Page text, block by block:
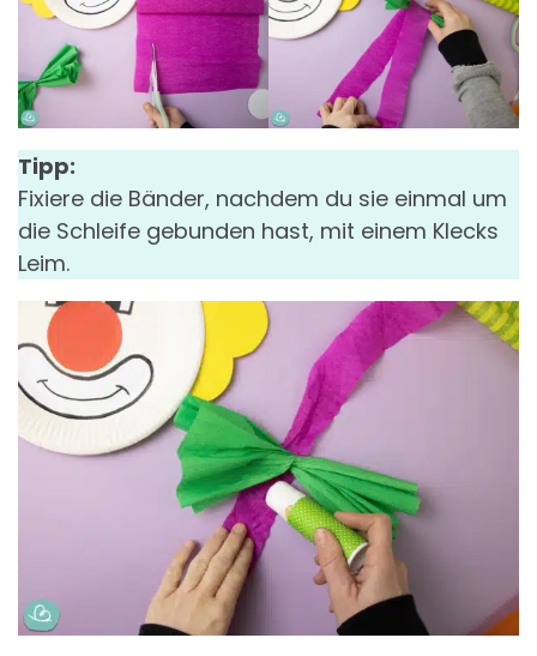
Tipp:
Fixiere die Bänder, nachdem du sie einmal um
die Schleife gebunden hast, mit einem Klecks
Leim.